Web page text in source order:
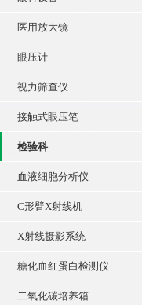
医用放大镜
眼压计
视力筛查仪
接触式眼压笔
检验科
血液细胞分析仪
C形臂X射线机
X射线摄影系统
糖化血红蛋白检测仪
二氧化碳培养箱